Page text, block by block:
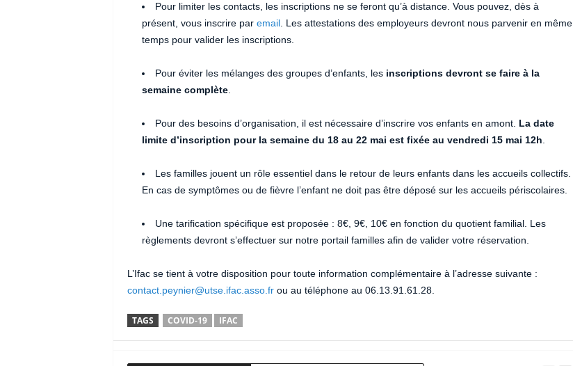
Pour limiter les contacts, les inscriptions ne se feront qu’à distance. Vous pouvez, dès à
présent, vous inscrire par email. Les attestations des employeurs devront nous parvenir en même
temps pour valider les inscriptions.
Pour éviter les mélanges des groupes d’enfants, les inscriptions devront se faire à la
semaine complète.
Pour des besoins d’organisation, il est nécessaire d’inscrire vos enfants en amont. La date
limite d’inscription pour la semaine du 18 au 22 mai est fixée au vendredi 15 mai 12h
Les familles jouent un rôle essentiel dans le retour de leurs enfants dans les accueils collectifs.
En cas de symptômes ou de fièvre l’enfant ne doit pas être déposé sur les accueils périscolaires.
Une tarification spécifique est proposée : 8€, 9€, 10€ en fonction du quotient familial. Les
règlements devront s’effectuer sur notre portail familles afin de valider votre réservation.
L’Ifac se tient à votre disposition pour toute information complémentaire à l’adresse suivante :
contact.peynier@utse.ifac.asso.frou au téléphone au 06.13.91.61.28.
TAGS COVID-19 IFAC